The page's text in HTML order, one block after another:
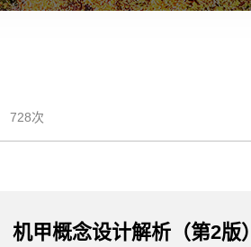
728次
机甲概念设计解析（第2版）